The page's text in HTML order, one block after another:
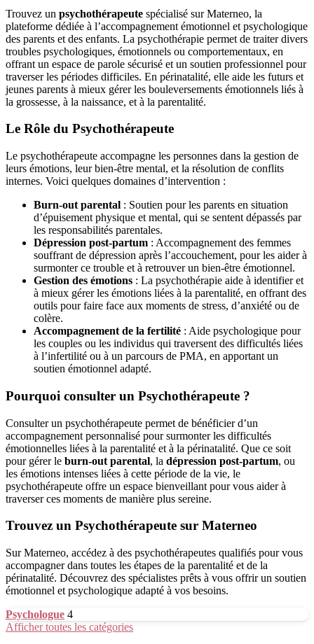
Trouvez un psychothérapeute spécialisé sur Materneo, la
plateforme dédiée à l’accompagnement émotionnel et psychologique
des parents et des enfants. La psychothérapie permet de traiter divers
troubles psychologiques, émotionnels ou comportementaux, en
offrant un espace de parole sécurisé et un soutien professionnel pour
traverser les périodes difficiles. En périnatalité, elle aide les futurs et
jeunes parents à mieux gérer les bouleversements émotionnels liés à
la grossesse, à la naissance, et à la parentalité.
Le Rôle du Psychothérapeute
Le psychothérapeute accompagne les personnes dans la gestion de
leurs émotions, leur bien-être mental, et la résolution de conflits
internes. Voici quelques domaines d’intervention :
Burn-out parental : Soutien pour les parents en situation
d’épuisement physique et mental, qui se sentent dépassés par
les responsabilités parentales.
Dépression post-partum : Accompagnement des femmes
souffrant de dépression après l’accouchement, pour les aider à
surmonter ce trouble et à retrouver un bien-être émotionnel.
Gestion des émotions : La psychothérapie aide à identifier et
à mieux gérer les émotions liées à la parentalité, en offrant des
outils pour faire face aux moments de stress, d’anxiété ou de
colère.
Accompagnement de la fertilité : Aide psychologique pour
les couples ou les individus qui traversent des difficultés liées
à l’infertilité ou à un parcours de PMA, en apportant un
soutien émotionnel adapté.
Pourquoi consulter un Psychothérapeute ?
Consulter un psychothérapeute permet de bénéficier d’un
accompagnement personnalisé pour surmonter les difficultés
émotionnelles liées à la parentalité et à la périnatalité. Que ce soit
pour gérer le burn-out parental, la dépression post-partum, ou
les émotions intenses liées à cette période de la vie, le
psychothérapeute offre un espace bienveillant pour vous aider à
traverser ces moments de manière plus sereine.
Trouvez un Psychothérapeute sur Materneo
Sur Materneo, accédez à des psychothérapeutes qualifiés pour vous
accompagner dans toutes les étapes de la parentalité et de la
périnatalité. Découvrez des spécialistes prêts à vous offrir un soutien
émotionnel et psychologique adapté à vos besoins.
Psychologue 4
Afficher toutes les catégories